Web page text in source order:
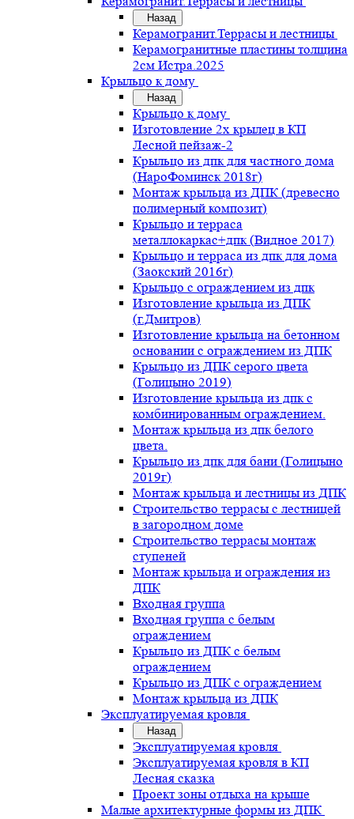
Назад
Керамогранит.Террасы и лестницы
Керамогранитные пластины толщина
2см Истра.2025
Крыльцо к дому
Назад
Крыльцо к дому
Изготовление 2х крылец в КП
Лесной пейзаж-2
Крыльцо из дпк для частного дома
(НароФоминск 2018г)
Монтаж крыльца из ДПК (древесно
полимерный композит)
Крыльцо и терраса
металлокаркас+дпк (Видное 2017)
Крыльцо и терраса из дпк для дома
(Заокский 2016г)
Крыльцо с ограждением из дпк
Изготовление крыльца из ДПК
(г.Дмитров)
Изготовление крыльца на бетонном
основании с ограждением из ДПК
Крыльцо из ДПК серого цвета
(Голицыно 2019)
Изготовление крыльца из дпк с
комбинированным ограждением.
Монтаж крыльца из дпк белого
цвета.
Крыльцо из дпк для бани (Голицыно
2019г)
Монтаж крыльца и лестницы из ДПК
Строительство террасы с лестницей
в загородном доме
Строительство террасы монтаж
ступеней
Монтаж крыльца и ограждения из
ДПК
Входная группа
Входная группа с белым
ограждением
Крыльцо из ДПК с белым
ограждением
Крыльцо из ДПК с ограждением
Монтаж крыльца из ДПК
Эксплуатируемая кровля
Назад
Эксплуатируемая кровля
Эксплуатируемая кровля в КП
Лесная сказка
Проект зоны отдыха на крыше
Малые архитектурные формы из ДПК